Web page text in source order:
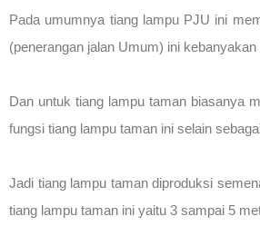
Pada umumnya tiang lampu PJU ini
(penerangan jalan Umum) ini
Dan untuk tiang lampu taman biasanya
fungsi tiang lampu taman ini selain
Jadi tiang lampu taman diproduksi
tiang lampu taman ini yaitu 3 sampai 5